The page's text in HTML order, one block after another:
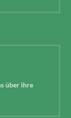
über ihre